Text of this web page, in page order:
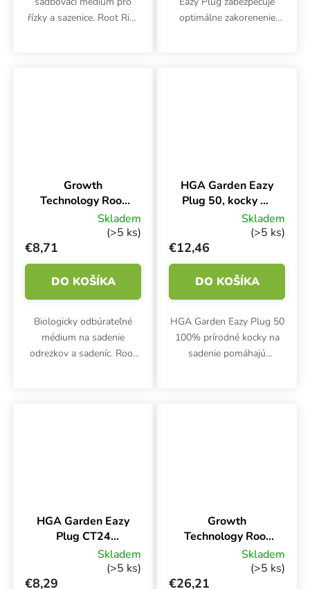
řízky a sazenice. Root Riot
optimálne zakorenenie
Growth
Technology Root
Riot 24, kocky na
kvetináči 24 ks
Skladem
(>5 ks)
€8,71
DO KOŠÍKA
Biologicky odbúrateľné
médium na sadenie
odrezkov a sadeníc. Root
HGA Garden Eazy
Plug 50, kocky na
sadenie 50 ksSkladem
(>5 ks)
€12,46
DO KOŠÍKA
HGA Garden Eazy Plug 50
100% prírodné kocky na
sadenie pomáhajú
HGA Garden Eazy
Plug CT24
Podnos, kvetináč
Skladem
(>5 ks)
€8,29
Growth
Technology Root
Riot 77,
sadbovací kostky
v sadbovači 77 ks
Skladem
(>5 ks)
€26,21